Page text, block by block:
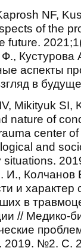
NF,
of the
future.
Кустурова
аспекты
в
Mikityuk SI,
nature of
center
and
situations.
И., Колчанов
и характер
в
// Медико-
2019. №2. С.